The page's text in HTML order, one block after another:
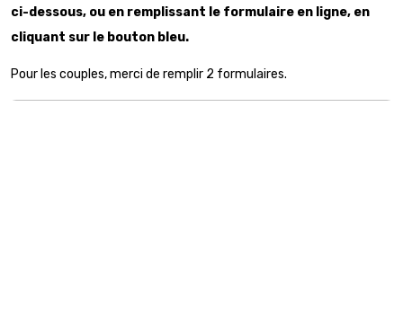
ci-dessous, ou en remplissant le formulaire en ligne, en
cliquant sur le bouton bleu.
Pour les couples, merci de remplir 2 formulaires.